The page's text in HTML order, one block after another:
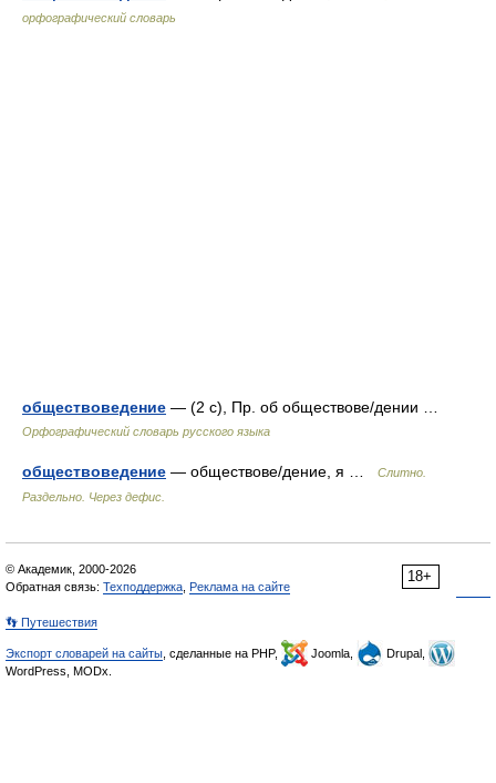
орфографический словарь
обществоведение — (2 с), Пр. об обществове/дении …
Орфографический словарь русского языка
обществоведение — обществове/дение, я …
Слитно.
Раздельно. Через дефис.
18+
© Академик, 2000-2026
Обратная связь: Техподдержка Реклама на сайте
👣 Путешествия
Экспорт словарей на сайты , сделанные на PHP, Joomla,
Drupal,
WordPress, MODx.